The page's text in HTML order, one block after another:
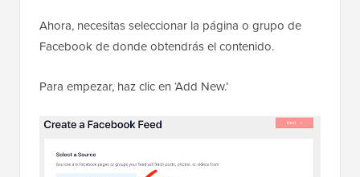
Ahora, necesitas seleccionar la página o grupo de
Facebook de donde obtendrás el contenido.
Para empezar, haz clic en ‘Add New.’